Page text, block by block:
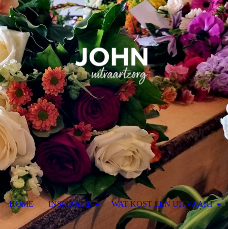
HOME INSPIRATIE WAT KOST EEN UITVAART